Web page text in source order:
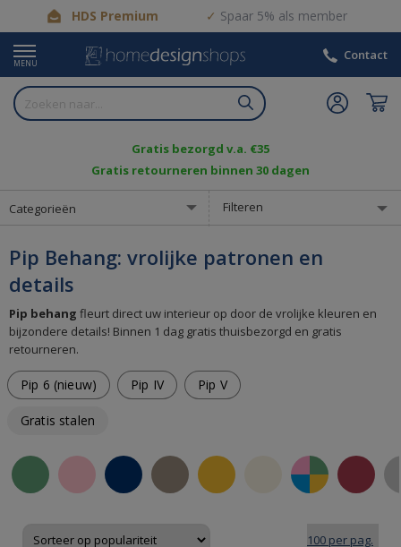
HDS Premium Spaar 5% als member
MENU
Contact
Gratis bezorgd v.a. €35
Gratis retourneren binnen 30 dagen
Categorieën Filteren
Pip Behang: vrolijke patronen en
details
Pip behang fleurt direct uw interieur op door de vrolijke kleuren en
bijzondere details! Binnen 1 dag gratis thuisbezorgd en gratis
retourneren.
Pip 6 (nieuw) Pip IV Pip V
Gratis stalen